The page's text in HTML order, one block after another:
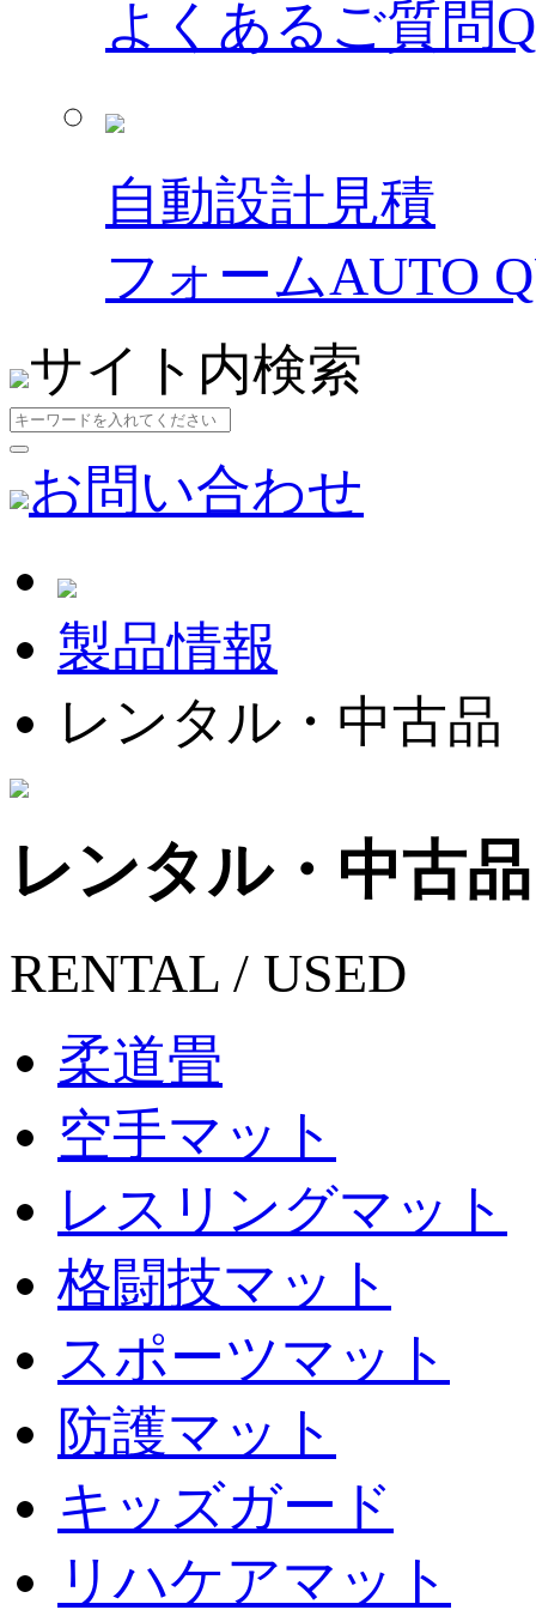
よくあるご質問
自動設計見積
フォームAUTO
サイト内検索
お問い合わせ
製品情報
レンタル・中古品
レンタル・中古品
RENTAL / USED
柔道畳
空手マット
レスリングマット
格闘技マット
スポーツマット
防護マット
キッズガード
リハケアマット